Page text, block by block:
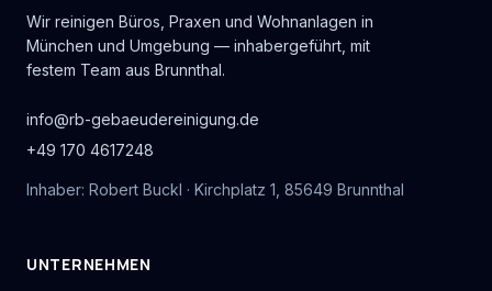
Wir reinigen Büros, Praxen und Wohnanlagen in
München und Umgebung — inhabergeführt, mit
festem Team aus Brunnthal.
info@rb-gebaeudereinigung.de
+49 170 4617248
Inhaber: Robert Buckl · Kirchplatz 1, 85649 Brunnthal
UNTERNEHMEN